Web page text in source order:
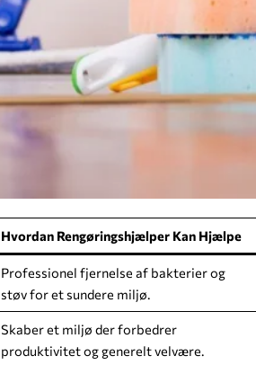
Hvordan Rengøringshjælper Kan Hjælpe
Professionel fjernelse af bakterier og
støv for et sundere miljø.
Skaber et miljø der forbedrer
produktivitet og generelt velvære.